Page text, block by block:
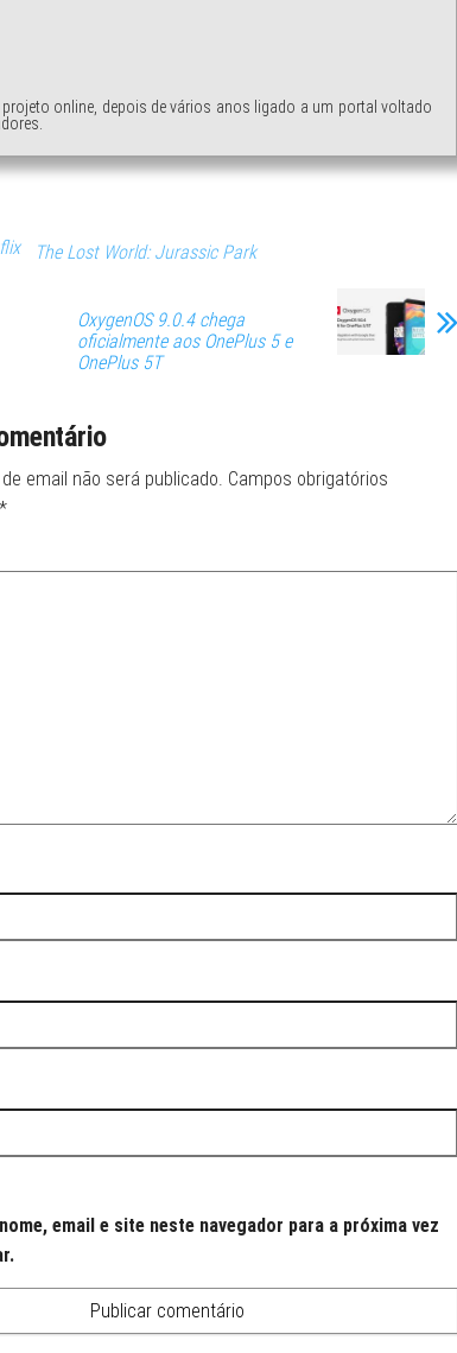
online, depois de vários anos ligado a um portal voltado
The Lost World: Jurassic Park
OxygenOS 9.0.4 chega
oficialmente aos OnePlus 5 e
OnePlus 5T
email não será publicado. Campos obrigatórios
*
email e site neste navegador para a próxima vez